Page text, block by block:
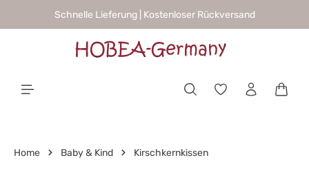
springenSchnelle Lieferung | Kostenloser Rückversand
Home Baby & Kind Kirschkernkissen